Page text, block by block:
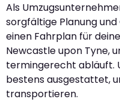
Als
sorgfältige Planung
einen Fahrplan für
Newcastle upon Tyne,
termingerecht abläuft.
bestens ausgestattet,
transportieren.